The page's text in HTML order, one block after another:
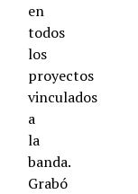
en
todos
los
proyectos
vinculados
a
la
banda.
Grabó